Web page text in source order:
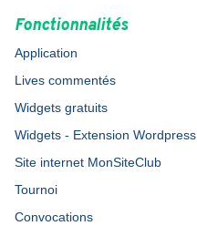
Fonctionnalités
Application
Lives commentés
Widgets gratuits
Widgets - Extension Wordpress
Site internet MonSiteClub
Tournoi
Convocations